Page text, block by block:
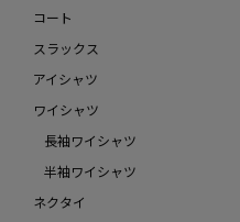
コート
スラックス
アイシャツ
ワイシャツ
長袖ワイシャツ
半袖ワイシャツ
ネクタイ